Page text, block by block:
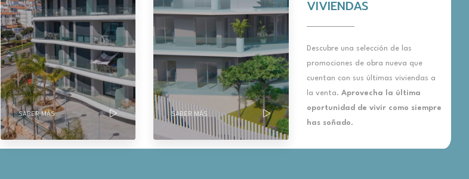
SABER MÁS SABER MÁS
VIVIENDAS
Descubre una selección de las
promociones de obra nueva que
cuentan con sus últimas viviendas a
la venta.Aprovecha la última
oportunidad de vivir como siempre
has soñado.